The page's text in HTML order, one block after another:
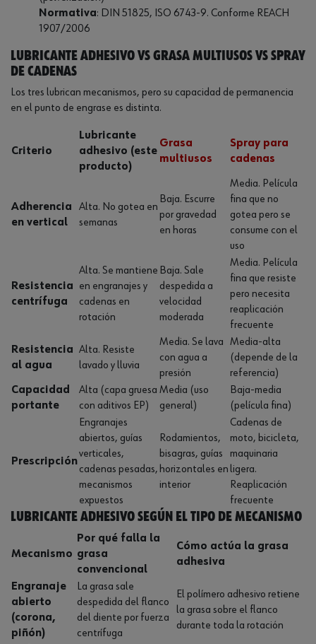
Normativa: DIN 51825, ISO 6743-9. Conforme REACH
1907/2006
Lubricante adhesivo vs grasa multiusos vs spray
de cadenas
Los tres lubrican mecanismos, pero su capacidad de permanencia
en el punto de engrase es distinta.
Criterio
Lubricante
adhesivo (este
producto)
Grasa
multiusos
Spray para
cadenas
Adherencia
en vertical
Alta. No gotea en
semanas
Baja. Escurre
por gravedad
en horas
Media. Película
fina que no
gotea pero se
consume con el
uso
Resistencia
centrífuga
Alta. Se mantiene
en engranajes y
cadenas en
rotación
Baja. Sale
despedida a
velocidad
moderada
Media. Película
fina que resiste
pero necesita
reaplicación
frecuente
Resistencia
al agua
Alta. Resiste
lavado y lluvia
Media. Se lava
con agua a
presión
Media-alta
(depende de la
referencia)
Capacidad
portante
Alta (capa gruesa
con aditivos EP)
Media (uso
general)
Baja-media
(película fina)
Prescripción
Engranajes
abiertos, guías
verticales,
cadenas pesadas,
mecanismos
expuestos
Rodamientos,
bisagras, guías
horizontales en
interior
Cadenas de
moto, bicicleta,
maquinaria
ligera.
Reaplicación
frecuente
Lubricante adhesivo según el tipo de mecanismo
Mecanismo
Por qué falla la
grasa
convencional
Cómo actúa la grasa
adhesiva
Engranaje
abierto
(corona,
piñón)
La grasa sale
despedida del flanco
del diente por fuerza
centrífuga
El polímero adhesivo retiene
la grasa sobre el flanco
durante toda la rotación